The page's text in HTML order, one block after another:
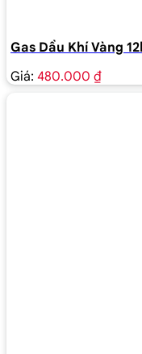
Gas Dầu Khí Vàng
Giá: 480.000 ₫